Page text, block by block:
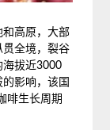
高原，大部
贯全境，裂谷
海拔近3000
影响，该国
啡生长周期